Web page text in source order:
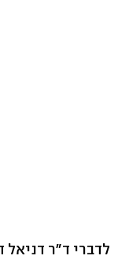
לדברי ד"ר דניאל